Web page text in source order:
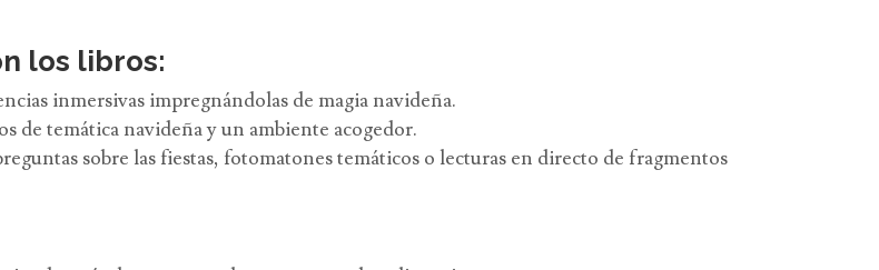
los libros:
inmersivas impregnándolas de magia navideña.
de temática navideña y un ambiente acogedor.
sobre las fiestas, fotomatones temáticos o lecturas en directo de fragmentos